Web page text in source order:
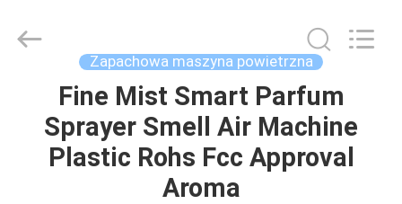
PRODUKTY
Market.
Zapachowa maszyna powietrzna
Fine Mist Smart Parfum
Sprayer Smell Air Machine
Plastic Rohs Fcc Approval
Aroma